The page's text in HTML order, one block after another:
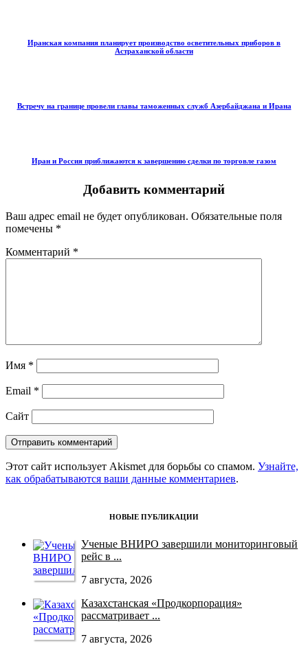
Иранская компания планирует производство осветительных приборов в
Астраханской области
Встречу на границе провели главы таможенных служб Азербайджана и Ирана
Иран и Россия приближаются к завершению сделки по торговле газом
Добавить комментарий
Ваш адрес email не будет опубликован. Обязательные поля
помечены *
Комментарий *
Имя *
Email *
Сайт
Этот сайт использует Akismet для борьбы со спамом. Узнайте,
как обрабатываются ваши данные комментариев.
НОВЫЕ ПУБЛИКАЦИИ
Ученые ВНИРО завершили мониторинговый
рейс в ...
7 августа, 2026
Казахстанская «Продкорпорация»
рассматривает ...
7 августа, 2026